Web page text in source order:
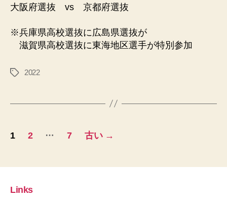
大阪府選抜 vs 京都府選抜
※兵庫県高校選抜に広島県選抜が
滋賀県高校選抜に東海地区選手が特別参加
タ
2022
投
の
ペ
1 2 … 7 古い →
Links